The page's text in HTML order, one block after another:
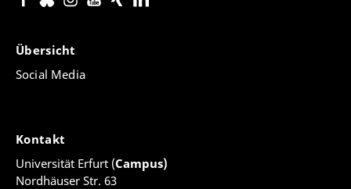
Übersicht
Social Media
Kontakt
Universität Erfurt (Campus)
Nordhäuser Str. 63